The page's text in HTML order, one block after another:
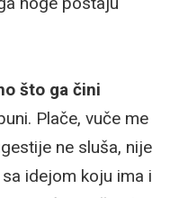
što ga čini
Plače, vuče me
ne sluša, nije
idejom koju ima i